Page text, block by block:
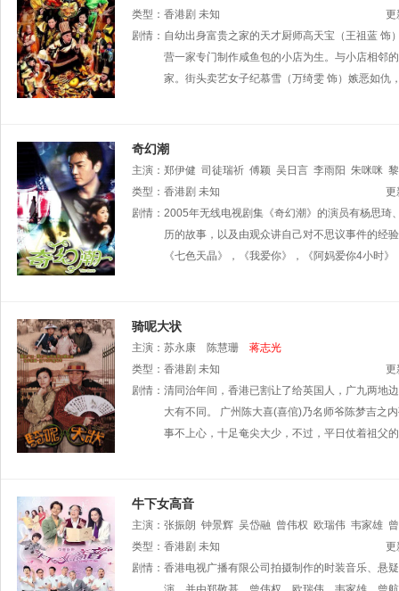
类型： 香港剧 未知
更
剧情： 自幼出身富贵之家的天才厨师高天宝（王祖蓝
营一家专门制作咸鱼包的小店为生。与小店相邻
家。街头卖艺女子纪慕雪（万绮雯 饰）嫉恶如
奇幻潮
主演： 郑伊健 司徒瑞祈 傅颖 吴日言 李雨阳 朱咪咪
锋 杨爱瑾 戴梦梦
雷凯
黎耀祥
胡定欣 马蹄露 陈宇琛 郑子诚 黄又南 徐天佑
张美妮 陈自瑶 吴家乐 嘉碧仪 郭芯其 黄
类型： 香港剧 未知
更
剧情： 2005年无线电视剧集《奇幻潮》的演员有杨思
历的故事，以及由观众讲自己对不思议事件的经
《七色天晶》，《我爱你》，《阿妈爱你4小时
骑呢大状
主演： 苏永康 陈慧珊
蒋志光
类型： 香港剧 未知
更
剧情： 清同治年间，香港已割让了给英国人，广九两地
大有不同。 广州陈大喜(喜倌)乃名师爷陈梦吉之
事不上心，十足奄尖大少，不过，平日仗着祖父
牛下女高音
主演： 张振朗 钟景辉 吴岱融 曾伟权 欧瑞伟 韦家雄
玲 何雁诗 翟锋 郑敬基
韩马利
幸美 蔡康年 莫伟文 关浩扬 冯素波
类型： 香港剧 未知
更
剧情： 香港电视广播有限公司拍摄制作的时装音乐、悬